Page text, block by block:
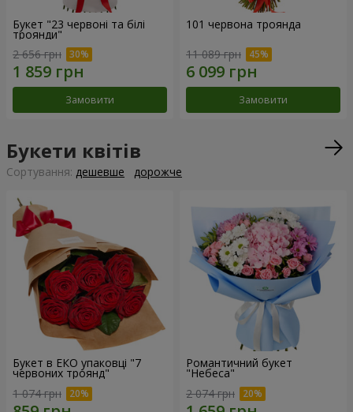
Букет "23 червоні та білі
троянди"
2 656 грн
Замовити
101 червона троянда
11 089 грн
Замовити
Букети квітів
Сортування: дешевше дорожче
Букет в ЕКО упаковці "7
червоних троянд"
1 074 грн
Романтичний букет
"Небеса"
2 074 грн